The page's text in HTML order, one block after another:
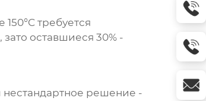
требуется
оставшиеся 30% -
решение -